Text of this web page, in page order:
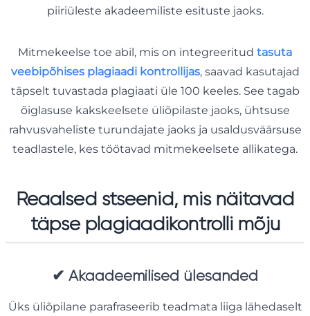
piiriüleste akadeemiliste esituste jaoks.
Mitmekeelse toe abil, mis on integreeritud tasuta
veebipõhises plagiaadi kontrollijas, saavad kasutajad
täpselt tuvastada plagiaati üle 100 keeles. See tagab
õiglasuse kakskeelsete üliõpilaste jaoks, ühtsuse
rahvusvaheliste turundajate jaoks ja usaldusväärsuse
teadlastele, kes töötavad mitmekeelsete allikatega.
Reaalsed stseenid, mis näitavad
täpse plagiaadikontrolli mõju
✔ Akaadeemilised ülesanded
Üks üliõpilane parafraseerib teadmata liiga lähedaselt